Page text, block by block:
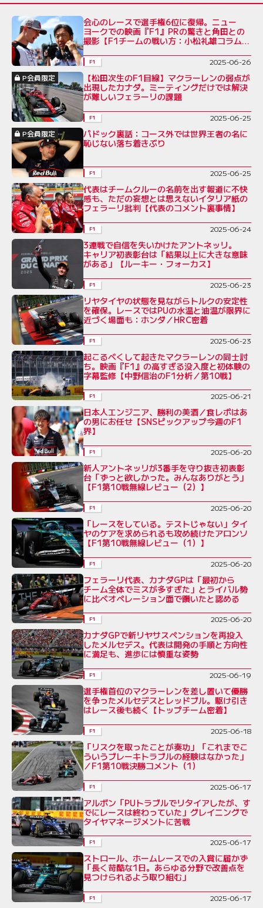
会心のレースで選手権6位に復帰。ニュー
ヨークでの映画『F1』PRの驚きと角田との
撮影【F1チームの戦い方：小松礼雄コラム第
F1
2025-06-26
P会員限定
【松田次生のF1目線】マクラーレンの弱点が
出現したカナダ。ミーティングだけでは解決
が難しいフェラーリの課題
F1
2025-06-25
P会員限定
パドック裏話：コース外では世界王者の名に
恥じない落ち着きぶり
F1 2025-06-25
代表はチームクルーの名前を出す報道に不快
感も、ただの妄想とは思えないイタリア紙の
フェラーリ批判【代表のコメント裏事情】
F1 2025-06-24
3連戦で自信を失いかけたアントネッリ。
キャリア初表彰台は「結果以上に大きな意味
がある」【ルーキー・フォーカス】
F1 2025-06-23
リヤタイヤの状態を見ながらトルクの安定性
を確保。レースではPUの水温と油温が限界に
近づく場面も：ホンダ／HRC密着
F1 2025-06-23
起こるべくして起きたマクラーレンの同士討
ち。映画『F1』の高すぎる没入度と初体験の
字幕監修【中野信治のF1分析／第10戦】
F1 2025-06-21
日本人エンジニア、勝利の美酒／食レポはあ
の男にお任せ【SNSピックアップ今週のF1
界】
F1 2025-06-20
新人アントネッリが3番手を守り抜き初表彰
台「ずっと欲しかった。みんなありがとう」
【F1第10戦無線レビュー（2）】
F1 2025-06-20
「レースをしている。テストじゃない」タイ
ヤのケアを求められるも攻め続けたアロンソ
【F1第10戦無線レビュー（1）】
F1 2025-06-20
フェラーリ代表、カナダGPは「最初から
チーム全体でミスが多すぎた」とライバル勢
に比べオペレーション面で躓いたと認める
F1 2025-06-20
カナダGPで新リヤサスペンションを再投入
したメルセデス。代表は開発の手順と方向性
に満足も、進歩には慎重な姿勢
F1 2025-06-19
選手権首位のマクラーレンを差し置いて優勝
を争ったメルセデスとレッドブル。駆け引き
はレース後も続く【トップチーム密着】
F1 2025-06-18
「リスクを取ったことが奏功」「これまでこ
ういうブレーキトラブルの経験はなかった」
／F1第10戦決勝コメント（1）
F1 2025-06-17
アルボン「PUトラブルでリタイアしたが、す
でにレースは終わっていた」グレイニングで
タイヤマネージメントに苦戦
F1 2025-06-17
ストロール、ホームレースでの入賞に届かず
「長く苛酷な1日。あらゆる分野で改善点を
見つけられるよう取り組む」
F1 2025-06-17